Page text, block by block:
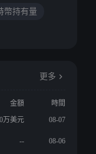
幣持有量
更多
金額
時間
万美元 08-07
-- 08-06